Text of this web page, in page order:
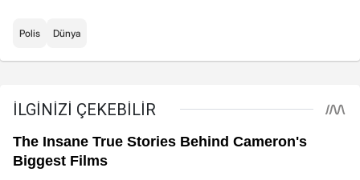
Polis Dünya